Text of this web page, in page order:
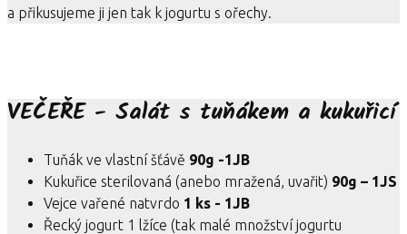
a přikusujeme ji jen tak k jogurtu s ořechy.
VEČEŘE - Salát s tuňákem a kukuřicí
Tuňák ve vlastní šťávě 90g -1JB
Kukuřice sterilovaná (anebo mražená, uvařit) 90g – 1JS
Vejce vařené natvrdo 1 ks - 1JB
Řecký jogurt 1 lžíce (tak malé množství jogurtu